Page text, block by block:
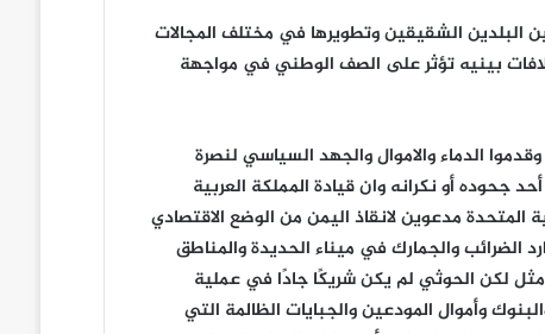
البلدين الشقيقين وتطويرها في مختلف المجالات
بينيه تؤثر على الصف الوطني في مواجهة
الدماء والاموال والجهد السياسي لنصرة
أو نكرانه وان قيادة المملكة العربية
المتحدة مدعوين لانقاذ اليمن من الوضع الاقتصادي
الضرائب والجمارك في ميناء الحديدة والمناطق
لكن الحوثي لم يكن شريكًا جادًا في عملية
وأموال المودعين والجبايات الظالمة التي